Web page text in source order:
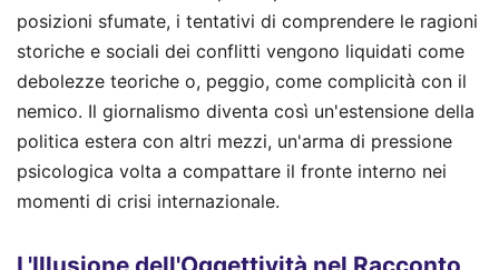
posizioni sfumate, i tentativi di comprendere le ragioni
storiche e sociali dei conflitti vengono liquidati come
debolezze teoriche o, peggio, come complicità con il
nemico. Il giornalismo diventa così un'estensione della
politica estera con altri mezzi, un'arma di pressione
psicologica volta a compattare il fronte interno nei
momenti di crisi internazionale.